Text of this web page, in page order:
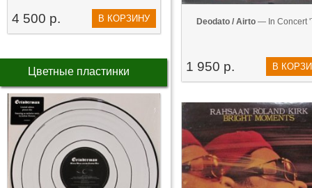
4 500 р. В КОРЗИНУ
Цветные пластинки
Deodato / Airto— In Concert
1 950 р. В